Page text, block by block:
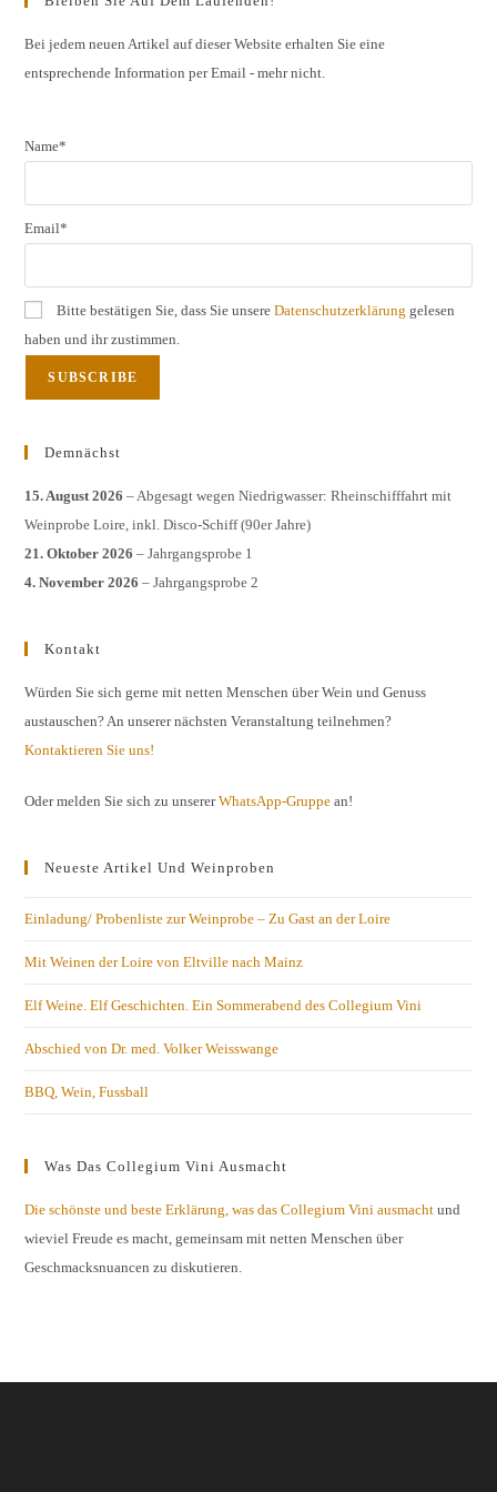
Bei jedem neuen Artikel auf dieser Website erhalten Sie eine
entsprechende Information per Email - mehr nicht.
Name*
Email*
Bitte bestätigen Sie, dass Sie unsereDatenschutzerklärung gelesen
haben und ihr zustimmen.
Demnächst
15. August 2026 – Abgesagt wegen Niedrigwasser: Rheinschifffahrt mit
Weinprobe Loire, inkl. Disco-Schiff (90er Jahre)
21. Oktober 2026 – Jahrgangsprobe 1
4. November 2026 – Jahrgangsprobe 2
Kontakt
Würden Sie sich gerne mit netten Menschen über Wein und Genuss
austauschen? An unserer nächsten Veranstaltung teilnehmen?
Kontaktieren Sie uns!
Oder melden Sie sich zu unsererWhatsApp-Gruppe an!
Neueste Artikel Und Weinproben
Einladung/ Probenliste zur Weinprobe – Zu Gast an der Loire
Mit Weinen der Loire von Eltville nach Mainz
Elf Weine. Elf Geschichten. Ein Sommerabend des Collegium Vini
Abschied von Dr. med. Volker Weisswange
BBQ, Wein, Fussball
Was Das Collegium Vini Ausmacht
Die schönste und beste Erklärung, was das Collegium Vini ausmacht und
wieviel Freude es macht, gemeinsam mit netten Menschen über
Geschmacksnuancen zu diskutieren.